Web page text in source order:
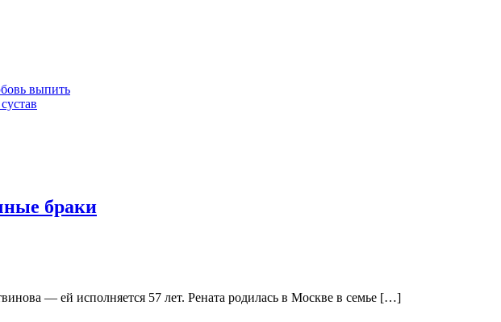
выпить
браки
— ей исполняется 57 лет. Рената родилась в Москве в семье […]